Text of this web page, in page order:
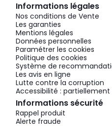
Informations légales
Nos conditions de Vente
Les garanties
Mentions légales
Données personnelles
Paramétrer les cookies
Politique des cookies
Système de
Les avis en ligne
Lutte contre la corruption
Accessibilité :
Informations sécurité
Rappel produit
Alerte fraude